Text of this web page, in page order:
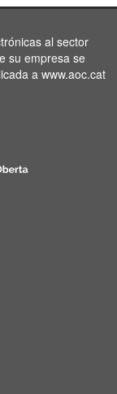
al sector
su empresa se
a www.aoc.cat